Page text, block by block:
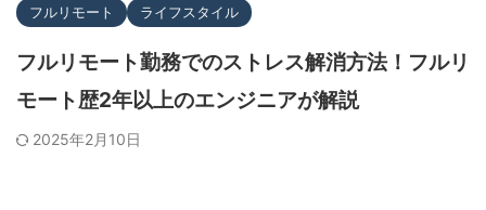
フルリモート ライフスタイル
フルリモート勤務でのストレス解消方法！フルリ
モート歴2年以上のエンジニアが解説
2025年2月10日